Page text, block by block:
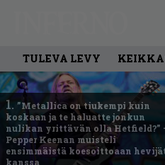
TULEVA LEVY
1. ”Metallica on tiukempi kuin
koskaan ja te haluatte jonkun
nulikan yrittävän olla Hetfield?”
Pepper Keenan muisteli
ensimmäistä koesoittoaan
kanssa